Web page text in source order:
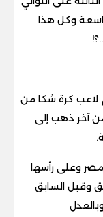
وكل هذا
لاعب كرة شكا من
آخر ذهب إلى
مصر وعلى رأسها
وقبل السابق